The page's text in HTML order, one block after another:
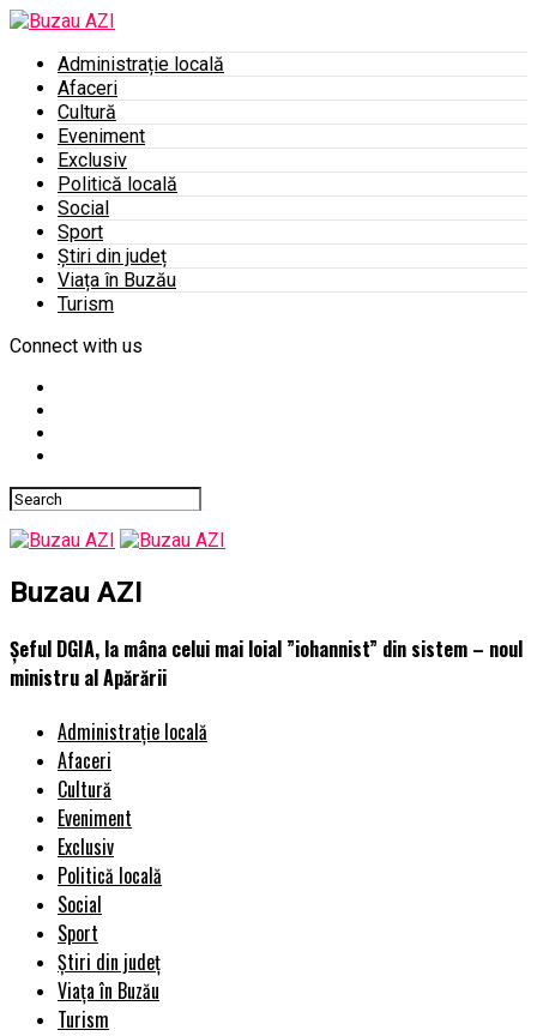
Administrație locală
Afaceri
Cultură
Eveniment
Exclusiv
Politică locală
Social
Sport
Știri din județ
Viața în Buzău
Turism
Connect with us
Buzau AZI
Șeful DGIA, la mâna celui mai loial ”iohannist” din sistem – noul
ministru al Apărării
Administrație locală
Afaceri
Cultură
Eveniment
Exclusiv
Politică locală
Social
Sport
Știri din județ
Viața în Buzău
Turism